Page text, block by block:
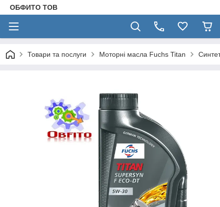
ОБФИТО ТОВ
Товари та послуги Моторні масла Fuchs Titan